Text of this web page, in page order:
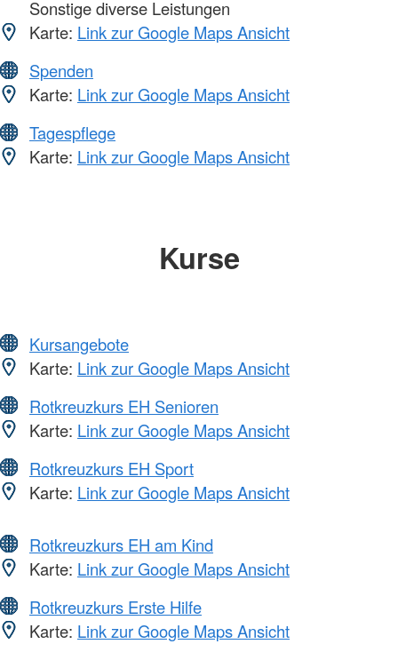
Sonstige diverse Leistungen
Karte: Link zur Google Maps Ansicht
Spenden
Karte: Link zur Google Maps Ansicht
Tagespflege
Karte: Link zur Google Maps Ansicht
Kurse
Kursangebote
Karte: Link zur Google Maps Ansicht
Rotkreuzkurs EH Senioren
Karte: Link zur Google Maps Ansicht
Rotkreuzkurs EH Sport
Karte: Link zur Google Maps Ansicht
Rotkreuzkurs EH am Kind
Karte: Link zur Google Maps Ansicht
Rotkreuzkurs Erste Hilfe
Karte: Link zur Google Maps Ansicht